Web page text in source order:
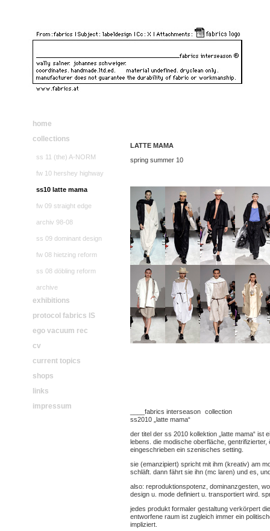
home
collections
ss 11 (the) A-NORM
fw 10 hershey highway
ss10 latte mama
fw 09 straight edge
archiv 98-08
ss 09 dominant design
fw 08 hietzing reform
ss 08 döbling reform
archive
exhibitions
protocol fabrics IS
ego vacuum rec
cv
current topics
shops
links
impressum
LATTE MAMA
spring summer 10
____fabrics interseason collection
ss2010 „latte mama“
der titel der ss 2010 kollektion „latte mama“ ist
lebens. die modische oberfläche,
eingeschrieben ein szenisches setting.
sie (emanzipiert) spricht mit ihm (kreativ) am
schläft. dann fährt sie ihn (mc laren) und es,
also: reproduktionspotenz, dominanzgesten,
design u. mode definiert u. transportiert wird.
jedes produkt formaler gestaltung verkörpert
entworfene raum ist zugleich immer ein
impliziert.